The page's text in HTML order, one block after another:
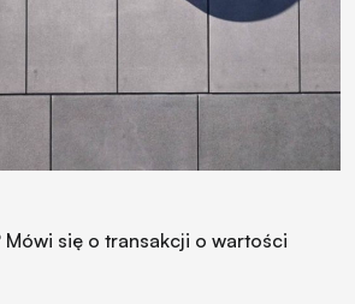
Mówi się o transakcji o wartości